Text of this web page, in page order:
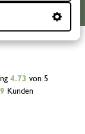
4.73 von 5
Kunden